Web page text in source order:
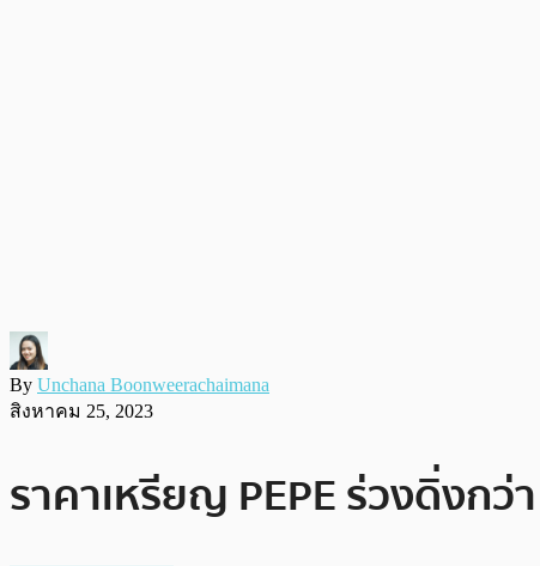
By Unchana Boonweerachaimana
สิงหาคม 25, 2023
ราคาเหรียญ PEPE ร่วงดิ่งก